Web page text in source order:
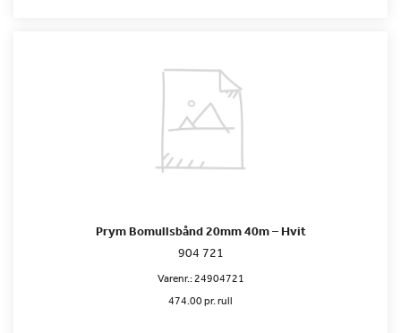
Prym Bomullsbånd 20mm 40m – Hvit
904 721
Varenr.:24904721
474.00 pr. rull